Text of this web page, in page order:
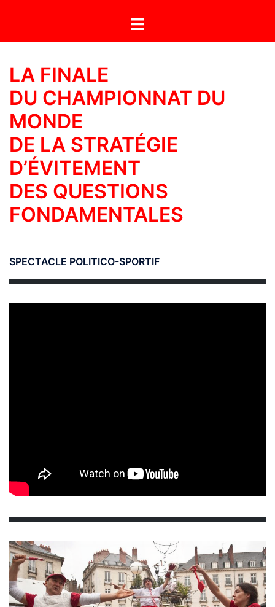
contenu
Ouvrir/fermer
LA FINALE
DU CHAMPIONNAT DU
MONDE
DE LA STRATÉGIE
D’ÉVITEMENT
DES QUESTIONS
FONDAMENTALES
SPECTACLE POLITICO-SPORTIF